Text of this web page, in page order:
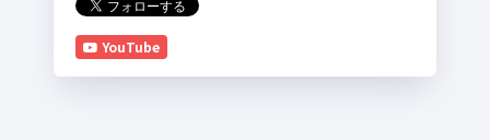
YouTube